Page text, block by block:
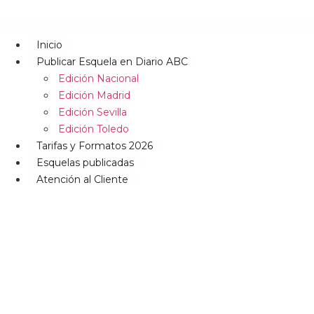
Inicio
Publicar Esquela en Diario ABC
Edición Nacional
Edición Madrid
Edición Sevilla
Edición Toledo
Tarifas y Formatos 2026
Esquelas publicadas
Atención al Cliente